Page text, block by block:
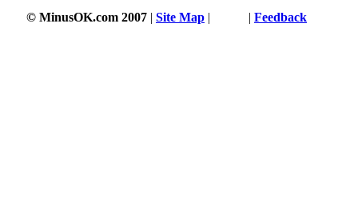
© MinusOK.com 2007 | Site Map | | Feedback